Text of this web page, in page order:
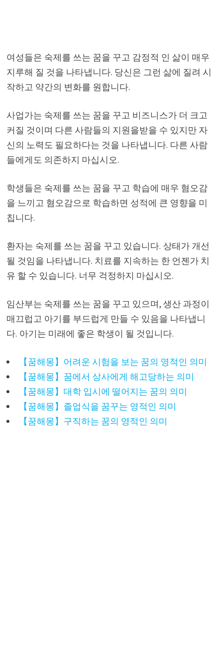
여성들은 숙제를 쓰는 꿈을 꾸고 감정적 인 삶이 매우
지루해 질 것을 나타냅니다. 당신은 그런 삶에 질려 시
작하고 약간의 변화를 원합니다.
사업가는 숙제를 쓰는 꿈을 꾸고 비즈니스가 더 크고
커질 것이며 다른 사람들의 지원을받을 수 있지만 자
신의 노력도 필요하다는 것을 나타냅니다. 다른 사람
들에게도 의존하지 마십시오.
학생들은 숙제를 쓰는 꿈을 꾸고 학습에 매우 혐오감
을 느끼고 혐오감으로 학습하면 성적에 큰 영향을 미
칩니다.
환자는 숙제를 쓰는 꿈을 꾸고 있습니다. 상태가 개선
될 것임을 나타냅니다. 치료를 ​​지속하는 한 언젠가 치
유 할 수 있습니다. 너무 걱정하지 마십시오.
임산부는 숙제를 쓰는 꿈을 꾸고 있으며, 생산 과정이
매끄럽고 아기를 부드럽게 만들 수 있음을 나타냅니
다. 아기는 미래에 좋은 학생이 될 것입니다.
【꿈해몽】어려운 시험을 보는 꿈의 영적인 의미
【꿈해몽】꿈에서 상사에게 해고당하는 의미
【꿈해몽】대학 입시에 떨어지는 꿈의 의미
【꿈해몽】졸업식을 꿈꾸는 영적인 의미
【꿈해몽】구직하는 꿈의 영적인 의미